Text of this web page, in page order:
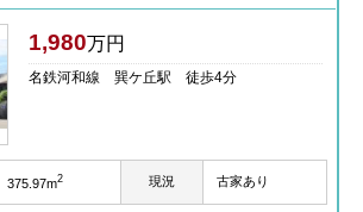
1,980万円
名鉄河和線 巽ケ丘駅 徒歩4分
375.97m2 現況 古家あり